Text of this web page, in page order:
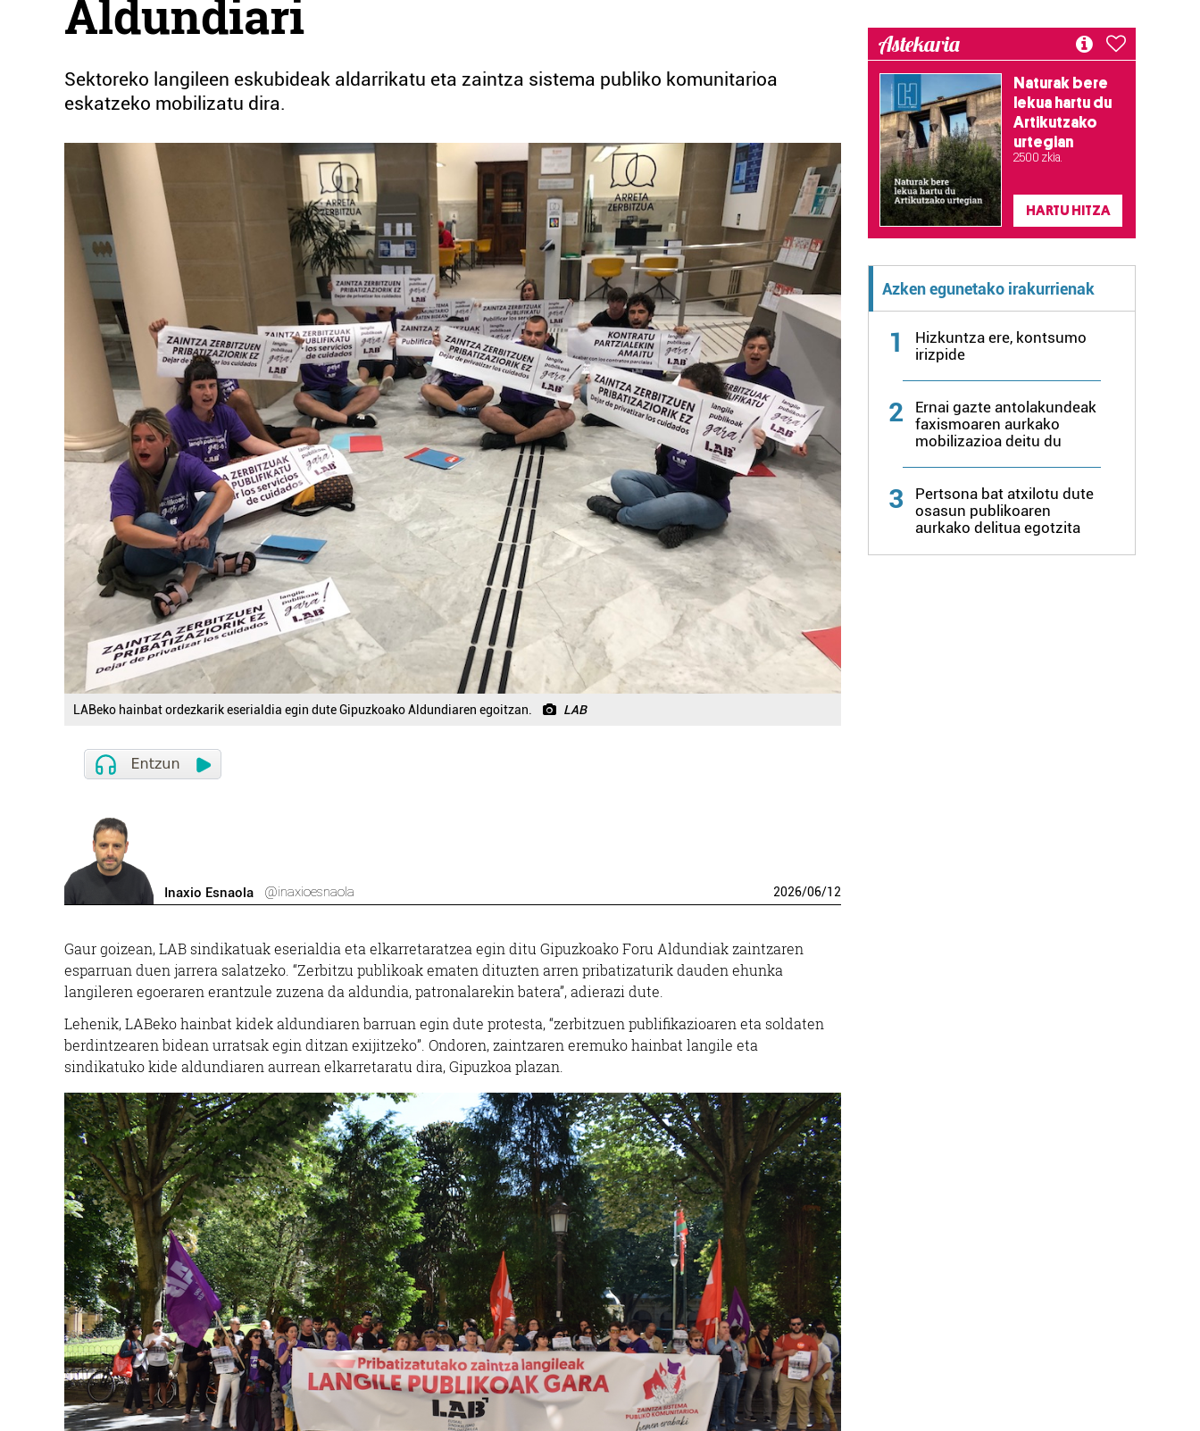
Aldundiari
Sektoreko langileen eskubideak aldarrikatu eta zaintza sistema publiko komunitarioa
eskatzeko mobilizatu dira.
LABeko hainbat ordezkarik eserialdia egin dute Gipuzkoako Aldundiaren egoitzan. LAB
Inaxio Esnaola @inaxioesnaola 2026/06/12
Gaur goizean, LAB sindikatuak eserialdia eta elkarretaratzea egin ditu Gipuzkoako Foru Aldundiak zaintzaren
esparruan duen jarrera salatzeko. “Zerbitzu publikoak ematen dituzten arren pribatizaturik dauden ehunka
langileren egoeraren erantzule zuzena da aldundia, patronalarekin batera”, adierazi dute.
Lehenik, LABeko hainbat kidek aldundiaren barruan egin dute protesta, “zerbitzuen publifikazioaren eta soldaten
berdintzearen bidean urratsak egin ditzan exijitzeko”. Ondoren, zaintzaren eremuko hainbat langile eta
sindikatuko kide aldundiaren aurrean elkarretaratu dira, Gipuzkoa plazan.
Astekaria
Naturak bere
lekua hartu du
Artikutzako
urtegian
2.500 zkia.
HARTU HITZA
Azken egunetako irakurrienak
1
Hizkuntza ere, kontsumo
irizpide
2
Ernai gazte antolakundeak
faxismoaren aurkako
mobilizazioa deitu du
3
Pertsona bat atxilotu dute
osasun publikoaren
aurkako delitua egotzita